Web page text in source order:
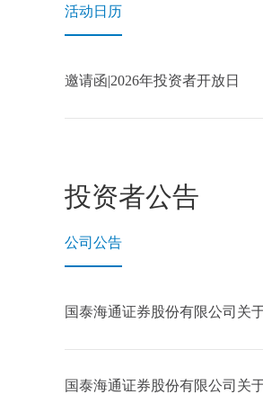
活动日历
邀请函|2026年投资者开放日
投资者公告
公司公告
国泰海通证券股份有限公司关
国泰海通证券股份有限公司关